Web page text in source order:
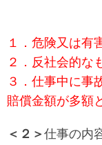
１．危険又は有
２．反社会的な
３．仕事中に事
賠償金額が多額
＜２＞仕事の内